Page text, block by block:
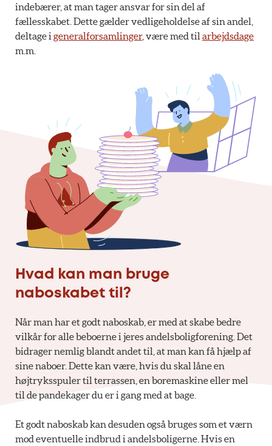
indebærer, at man tager ansvar for sin del af
fællesskabet. Dette gælder vedligeholdelse af sin andel,
deltage i generalforsamlinger, være med til arbejdsdage
m.m.
Hvad kan man bruge
naboskabet til?
Når man har et godt naboskab, er med at skabe bedre
vilkår for alle beboerne i jeres andelsboligforening. Det
bidrager nemlig blandt andet til, at man kan få hjælp af
sine naboer. Dette kan være, hvis du skal låne en
højtryksspuler til terrassen, en boremaskine eller mel
til de pandekager du er i gang med at bage.
Et godt naboskab kan desuden også bruges som et værn
mod eventuelle indbrud i andelsboligerne. Hvis en